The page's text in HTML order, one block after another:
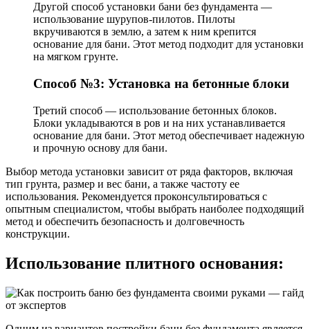
Другой способ установки бани без фундамента —
использование шурупов-пилотов. Пилоты
вкручиваются в землю, а затем к ним крепится
основание для бани. Этот метод подходит для установки
на мягком грунте.
Способ №3: Установка на бетонные блоки
Третий способ — использование бетонных блоков.
Блоки укладываются в ров и на них устанавливается
основание для бани. Этот метод обеспечивает надежную
и прочную основу для бани.
Выбор метода установки зависит от ряда факторов, включая
тип грунта, размер и вес бани, а также частоту ее
использования. Рекомендуется проконсультироваться с
опытным специалистом, чтобы выбрать наиболее подходящий
метод и обеспечить безопасность и долговечность
конструкции.
Использование плитного основания: